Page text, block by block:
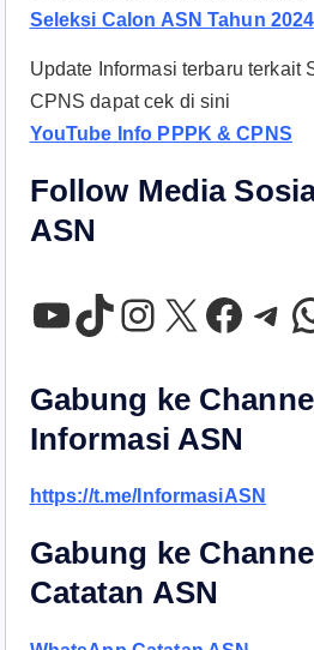
Seleksi Calon ASN Tahun 2024
Update Informasi terbaru terkait
CPNS dapat cek di sini
YouTube Info PPPK & CPNS
Follow Media
ASN
YouTube TikTok Instagram X Facebook Telegram WhatsApp
Gabung ke
Informasi ASN
https://t.me/InformasiASN
Gabung ke
Catatan ASN